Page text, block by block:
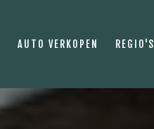
AUTO VERKOPEN REGIO'S